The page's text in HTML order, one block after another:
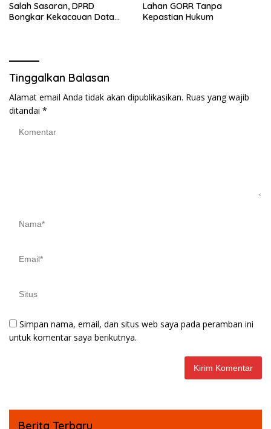
Salah Sasaran, DPRD
Bongkar Kekacauan Data
Lahan GORR Tanpa
Kepastian Hukum
Tinggalkan Balasan
Alamat email Anda tidak akan dipublikasikan. Ruas yang wajib
ditandai *
Simpan nama, email, dan situs web saya pada peramban ini
untuk komentar saya berikutnya.
Berita Terbaru